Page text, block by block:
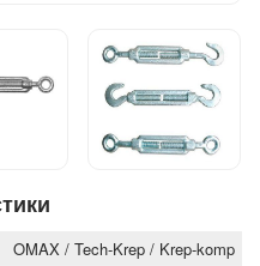
OMAX / Tech-Krep / Krep-komp